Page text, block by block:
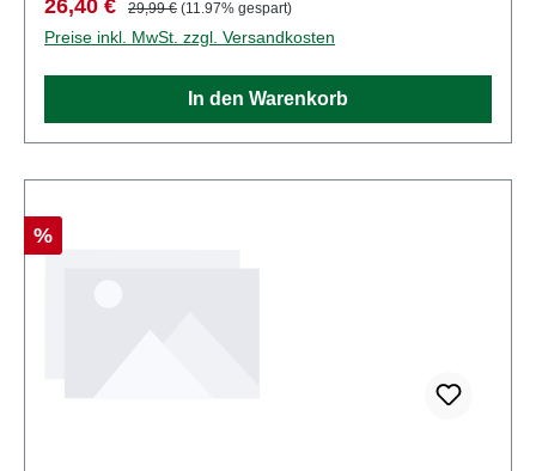
26,40 € 29,99 € (11.97% gespart)
Preise inkl. MwSt. zzgl. Versandkosten
In den Warenkorb
Rabatt
%